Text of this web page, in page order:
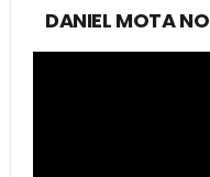
DANIEL MOTA